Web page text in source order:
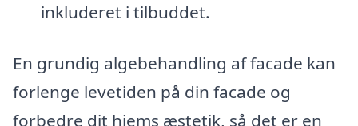
inkluderet i tilbuddet.
En grundig algebehandling af facade kan
forlenge levetiden på din facade og
forbedre dit hjems æstetik, så det er en